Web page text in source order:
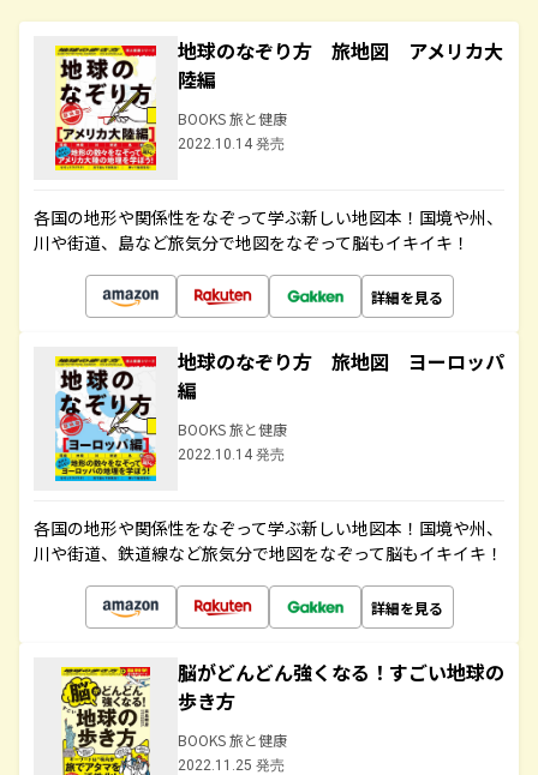
地球のなぞり方 旅地図 アメリカ大
陸編
BOOKS 旅と健康
2022.10.14 発売
各国の地形や関係性をなぞって学ぶ新しい地図本！国境や州、
川や街道、島など旅気分で地図をなぞって脳もイキイキ！
詳細を見る
地球のなぞり方 旅地図 ヨーロッパ
編
BOOKS 旅と健康
2022.10.14 発売
各国の地形や関係性をなぞって学ぶ新しい地図本！国境や州、
川や街道、鉄道線など旅気分で地図をなぞって脳もイキイキ！
詳細を見る
脳がどんどん強くなる！すごい地球の
歩き方
BOOKS 旅と健康
2022.11.25 発売